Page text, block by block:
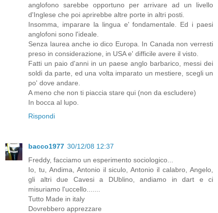
anglofono sarebbe opportuno per arrivare ad un livello
d'Inglese che poi aprirebbe altre porte in altri posti.
Insomma, imparare la lingua e' fondamentale. Ed i paesi
anglofoni sono l'ideale.
Senza laurea anche io dico Europa. In Canada non verresti
preso in considerazione, in USA e' difficile avere il visto.
Fatti un paio d'anni in un paese anglo barbarico, messi dei
soldi da parte, ed una volta imparato un mestiere, scegli un
po' dove andare.
A meno che non ti piaccia stare qui (non da escludere)
In bocca al lupo.
Rispondi
bacco1977 30/12/08 12:37
Freddy, facciamo un esperimento sociologico...
Io, tu, Andima, Antonio il siculo, Antonio il calabro, Angelo,
gli altri due Cavesi a DUblino, andiamo in dart e ci
misuriamo l'uccello.......
Tutto Made in italy
Dovrebbero apprezzare